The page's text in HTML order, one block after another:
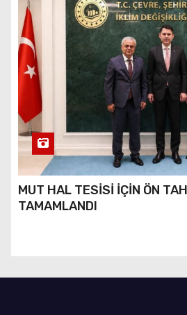
MUT HAL TESİSİ İÇİN ÖN
TAMAMLANDI